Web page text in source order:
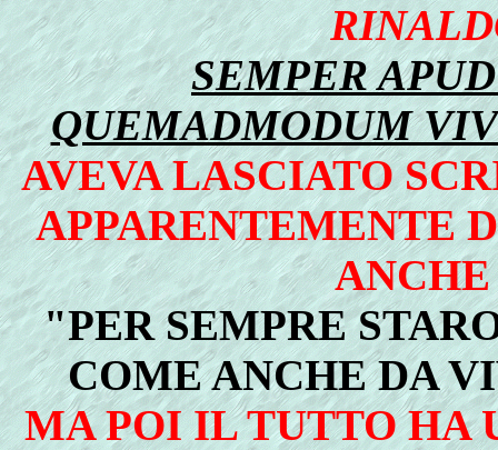
SEMPER
QUEMADMODUM
AVEVA LASCIATO
APPARENTEMENTE
"PER SEMPRE
COME ANCHE DA
MA POI IL TUTTO HA